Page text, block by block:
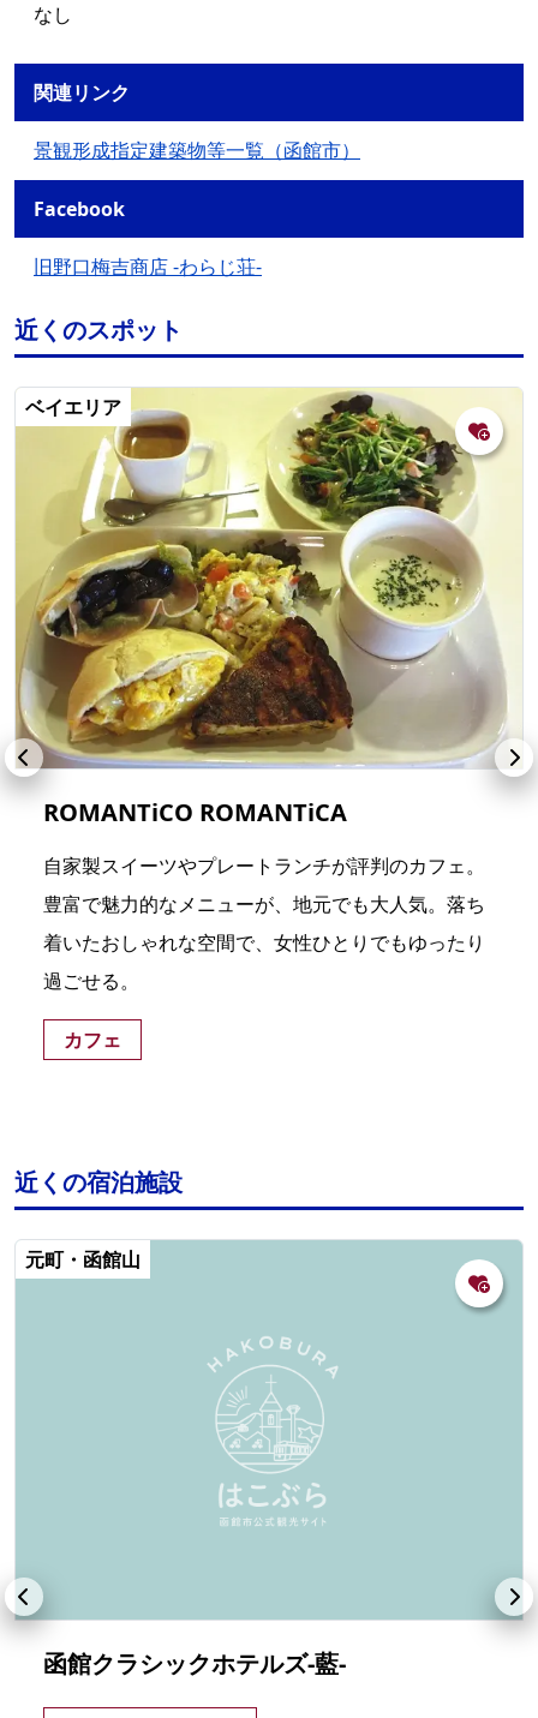
なし
関連リンク
景観形成指定建築物等一覧（函館市）
Facebook
旧野口梅吉商店 -わらじ荘-
近くのスポット
ベイエリア
ROMANTiCO ROMANTiCA
自家製スイーツやプレートランチが評判のカフェ。
豊富で魅力的なメニューが、地元でも大人気。落ち
着いたおしゃれな空間で、女性ひとりでもゆったり
過ごせる。
カフェ
近くの宿泊施設
元町・函館山
函館クラシックホテルズ-藍-